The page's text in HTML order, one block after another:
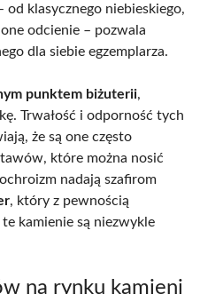
od klasycznego niebieskiego,
odcienie – pozwala
dla siebie egzemplarza.
punktem biżuterii,
Trwałość i odporność tych
że są one często
które można nosić
nadają szafirom
, który z pewnością
kamienie są niezwykle
na rynku kamieni